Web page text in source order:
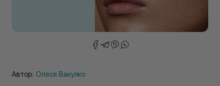
Автор: Олеся Вакулко